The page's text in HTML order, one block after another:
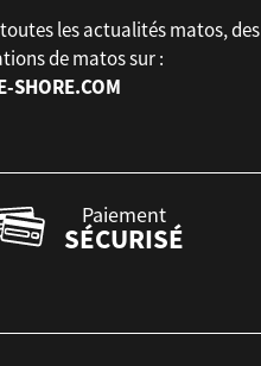
les actualités matos, des
de matos sur :
SHORE.COM
Paiement
SÉCURISÉ